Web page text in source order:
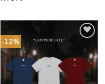
-12%
「願
望輕
單」